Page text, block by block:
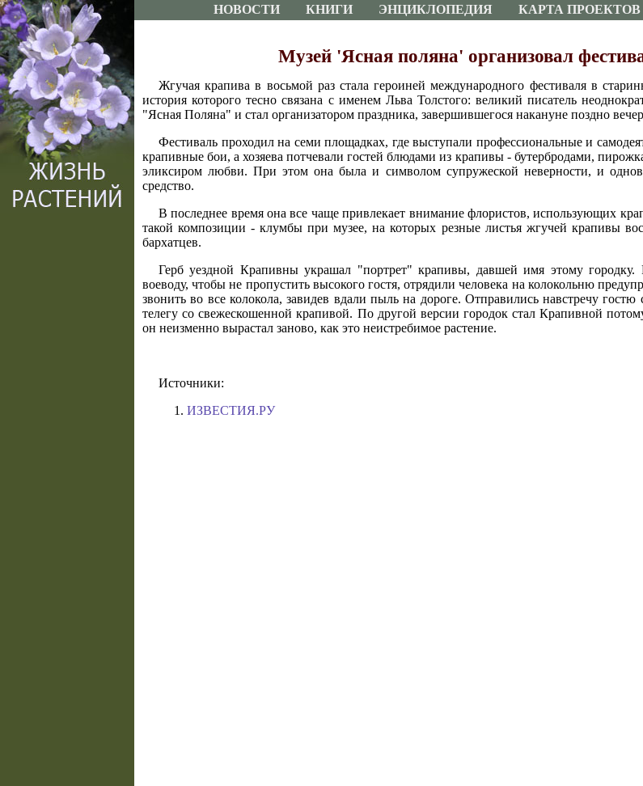
НОВОСТИ КНИГИ ЭНЦИКЛОПЕДИЯ КАРТА ПРОЕКТОВ
Музей 'Ясная поляна' организовал
Жгучая крапива в восьмой раз стала героиней международного фестиваля в
история которого тесно связана с именем Льва Толстого: великий писатель
"Ясная Поляна" и стал организатором праздника, завершившегося накануне поздно
Фестиваль проходил на семи площадках, где выступали профессиональные и
крапивные бои, а хозяева потчевали гостей блюдами из крапивы - бутербродами,
эликсиром любви. При этом она была и символом супружеской неверности, и
средство.
В последнее время она все чаще привлекает внимание флористов, использующих
такой композиции - клумбы при музее, на которых резные листья жгучей крапивы
бархатцев.
Герб уездной Крапивны украшал "портрет" крапивы, давшей имя этому городку.
воеводу, чтобы не пропустить высокого гостя, отрядили человека на колокольню
звонить во все колокола, завидев вдали пыль на дороге. Отправились навстречу
телегу со свежескошенной крапивой. По другой версии городок стал Крапивной
он неизменно вырастал заново, как это неистребимое растение.
Источники:
ИЗВЕСТИЯ.РУ